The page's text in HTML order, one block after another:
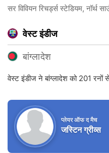
सर विवियन रिचर्ड्स स्टेडियम, नॉर्थ
वेस्ट इंडीज
बांग्लादेश
वेस्ट इंडीज ने बांग्लादेश को 201 रनों से
प्लेयर ऑफ द मैच
जस्टिन ग्रीव्स